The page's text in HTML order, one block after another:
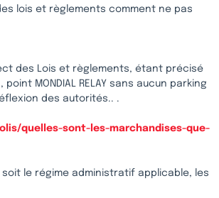
des lois et règlements comment ne pas
des Lois et règlements, étant précisé
MONDIAL RELAY sans aucun parking
des autorités.. .
quelles-sont-les-marchandises-que-
le régime administratif applicable, les